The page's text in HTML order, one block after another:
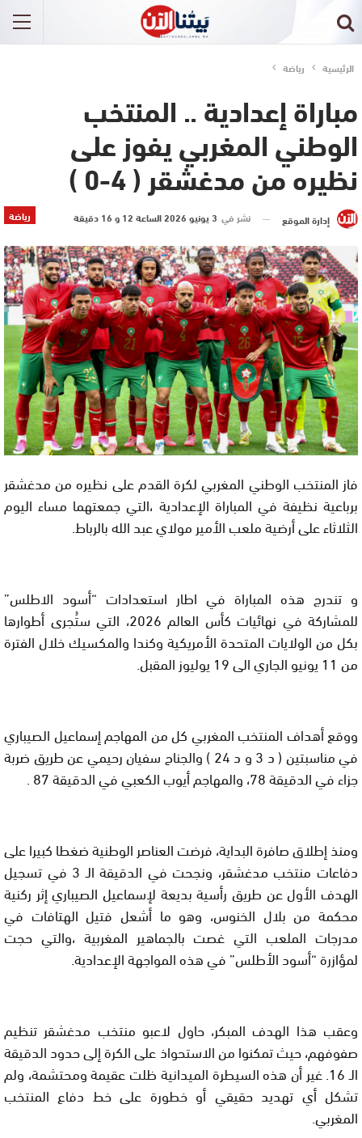
الرئيسية رياضة
مباراة إعدادية .. المنتخب
الوطني المغربي يفوز على
نظيره من مدغشقر ( 4-0 )
رياضة إدارة الموقع نشر في 3 يونيو 2026 الساعة 12 و 16 دقيقة
فاز المنتخب الوطني المغربي لكرة القدم على نظيره من مدغشقر
برباعية نظيفة في المباراة الإعدادية ،التي جمعتهما مساء اليوم
الثلاثاء على أرضية ملعب الأمير مولاي عبد الله بالرباط.
و تندرج هذه المباراة في اطار استعدادات “أسود الاطلس”
للمشاركة في نهائيات كأس العالم 2026، التي ستُجرى أطوارها
بكل من الولايات المتحدة الأمريكية وكندا والمكسيك خلال الفترة
من 11 يونيو الجاري الى 19 يوليوز المقبل.
ووقع أهداف المنتخب المغربي كل من المهاجم إسماعيل الصيباري
في مناسبتين ( د 3 و د 24 ) والجناح سفيان رحيمي عن طريق ضربة
جزاء في الدقيقة 78، والمهاجم أيوب الكعبي في الدقيقة 87 .
ومنذ إطلاق صافرة البداية، فرضت العناصر الوطنية ضغطا كبيرا على
دفاعات منتخب مدغشقر، ونجحت في الدقيقة الـ 3 في تسجيل
الهدف الأول عن طريق رأسية بديعة لإسماعيل الصيباري إثر ركنية
محكمة من بلال الخنوس، وهو ما أشعل فتيل الهتافات في
مدرجات الملعب التي غصت بالجماهير المغربية ،والتي حجت
لمؤازرة “أسود الأطلس” في هذه المواجهة الإعدادية.
وعقب هذا الهدف المبكر، حاول لاعبو منتخب مدغشقر تنظيم
صفوفهم، حيث تمكنوا من الاستحواذ على الكرة إلى حدود الدقيقة
الـ 16. غير أن هذه السيطرة الميدانية ظلت عقيمة ومحتشمة، ولم
تشكل أي تهديد حقيقي أو خطورة على خط دفاع المنتخب
المغربي.